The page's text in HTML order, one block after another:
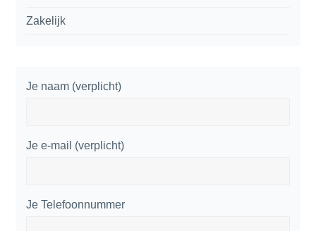
Zakelijk
Je naam (verplicht)
Je e-mail (verplicht)
Je Telefoonnummer